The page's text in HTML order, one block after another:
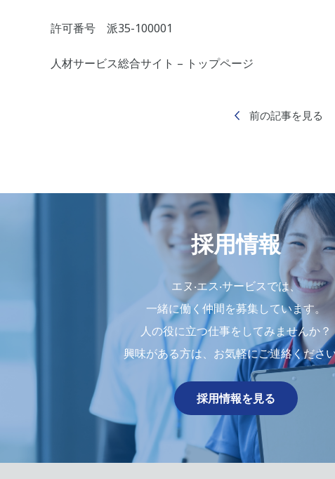
許可番号 派35-100001
人材サービス総合サイト – トップページ
前の記事を見る
採用情報
エヌ‧エス‧サービスでは、
⼀緒に働く仲間を募集しています。
人の役に立つ仕事をしてみませんか？
興味がある⽅は、お気軽にご連絡くださ
採用情報を見る